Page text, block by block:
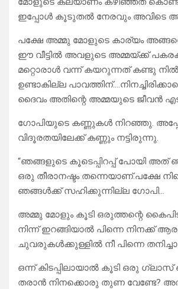
ഇപ്പോൾ കൂടുതൽ നേരവും അവിടെ
പക്ഷേ അമ്മു മോളുടെ കാര്യം
ഈ വീട്ടിൽ അവളുടെ അമ്മയ്ക്ക്
മറ്റൊരാൾ വന്ന് കയറുന്നത് കണ്ടു
ഉണ്ടാകില്ല
ദൈവം അതിന്റെ അമ്മയുടെ ജീവൻ
ഗോപിയുടെ കണ്ണുകൾ നിറഞ്ഞു.
വിദൂരതയിലേക്ക് കണ്ണും നട്ടിരുന്നു.
“ഞങ്ങളുടെ കൂടെപ്പിറപ്പ് പോയി അത്
ഒരു തീരാനഷ്ടം തന്നെയാണ്.പക്ഷേ
ഞങ്ങൾക്ക് സഹിക്കുന്നില്ല ഗോപി…
അമ്മു മോളും കൂടി ഒരുത്തന്റെ
നിന്ന് ഇറങ്ങിയാൽ പിന്നെ നിനക്ക്
ചുവരുകൾക്കുള്ളിൽ നീ പിന്നെ
ഒന്ന് കിടപ്പിലായാൽ കൂടി ഒരു
തരാൻ നിനക്കൊരു തുണ വേണ്ടേ?